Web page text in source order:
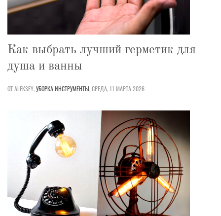
Как выбрать лучший герметик для
душа и ванны
ОТ ALEKSEY,УБОРКАИНСТРУМЕНТЫ,СРЕДА, 11 МАРТА 2026